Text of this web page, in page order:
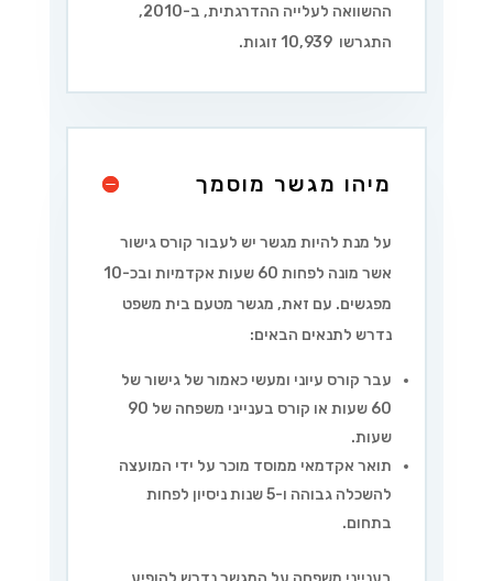
ההשוואה לעלייה ההדרגתית, ב-2010,
התגרשו 10,939 זוגות.
מיהו מגשר מוסמך
על מנת להיות מגשר יש לעבור קורס גישור
אשר מונה לפחות 60 שעות אקדמיות ובכ-10
מפגשים. עם זאת, מגשר מטעם בית משפט
נדרש לתנאים הבאים:
עבר קורס עיוני ומעשי כאמור של גישור של
60 שעות או קורס בענייני משפחה של 90
שעות.
תואר אקדמאי ממוסד מוכר על ידי המועצה
להשכלה גבוהה ו-5 שנות ניסיון לפחות
בתחום.